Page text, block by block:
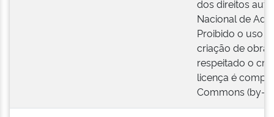
dos direitos
Nacional de
Proibido o uso
criação de
respeitado o
licença é
Commons (by-